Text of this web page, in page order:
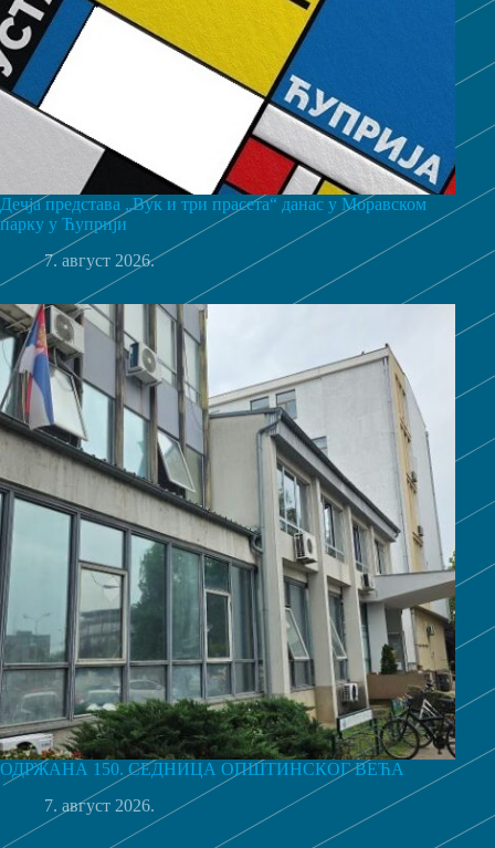
Дечја представа „Вук и три прасета“ данас у Моравском
парку у Ћуприји
7. август 2026.
ОДРЖАНА 150. СЕДНИЦА ОПШТИНСКОГ ВЕЋА
7. август 2026.